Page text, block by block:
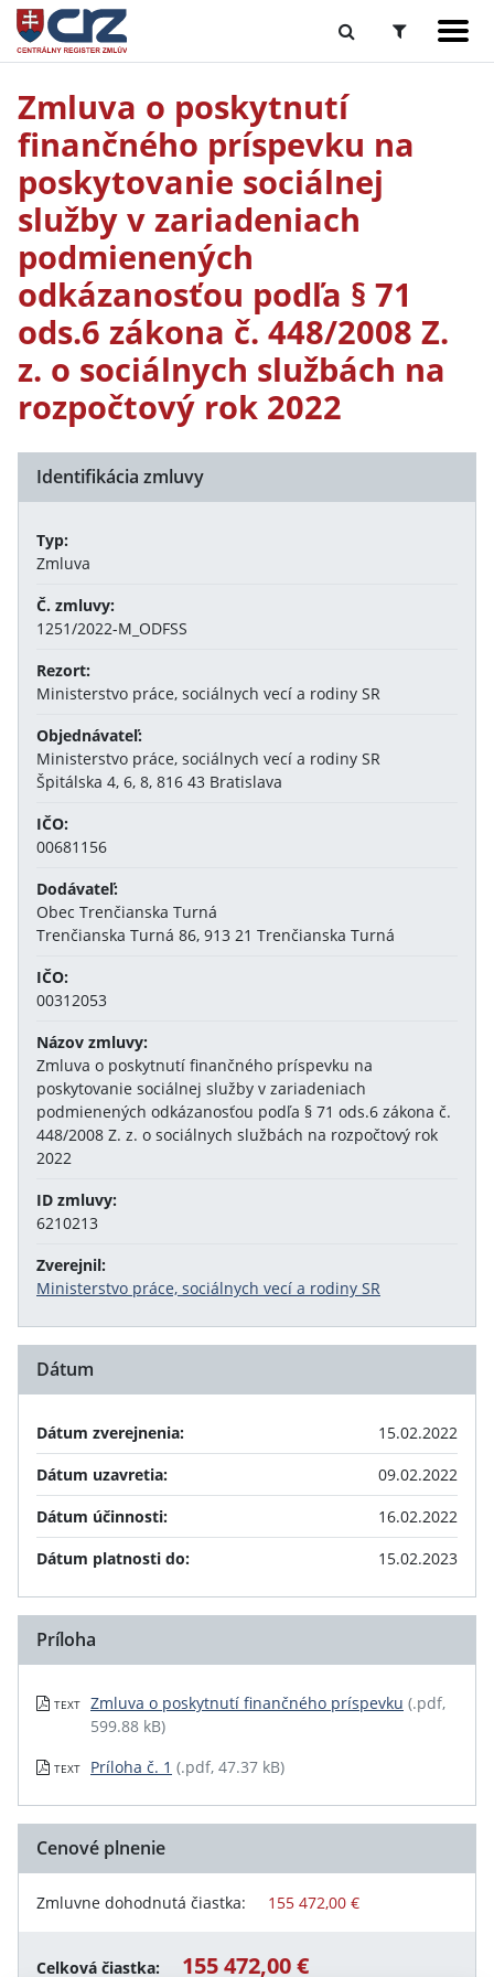
Zmluva o poskytnutí
finančného príspevku na
poskytovanie sociálnej
služby v zariadeniach
podmienených
odkázanosťou podľa § 71
ods.6 zákona č. 448/2008 Z.
z. o sociálnych službách na
rozpočtový rok 2022
Identifikácia zmluvy
Typ:
Zmluva
Č. zmluvy:
1251/2022-M_ODFSS
Rezort:
Ministerstvo práce, sociálnych vecí a rodiny SR
Objednávateľ:
Ministerstvo práce, sociálnych vecí a rodiny SR
Špitálska 4, 6, 8, 816 43 Bratislava
IČO:
00681156
Dodávateľ:
Obec Trenčianska Turná
Trenčianska Turná 86, 913 21 Trenčianska Turná
IČO:
00312053
Názov zmluvy:
Zmluva o poskytnutí finančného príspevku na
poskytovanie sociálnej služby v zariadeniach
podmienených odkázanosťou podľa § 71 ods.6 zákona č.
448/2008 Z. z. o sociálnych službách na rozpočtový rok
2022
ID zmluvy:
6210213
Zverejnil:
Ministerstvo práce, sociálnych vecí a rodiny SR
Dátum
Dátum zverejnenia:
15.02.2022
Dátum uzavretia:
09.02.2022
Dátum účinnosti:
16.02.2022
Dátum platnosti do:
15.02.2023
Príloha
TEXT Zmluva o poskytnutí finančného príspevku (.pdf,
599.88 kB)
TEXT Príloha č. 1 (.pdf, 47.37 kB)
Cenové plnenie
Zmluvne dohodnutá čiastka: 155 472,00 €
Celková čiastka: 155 472,00 €